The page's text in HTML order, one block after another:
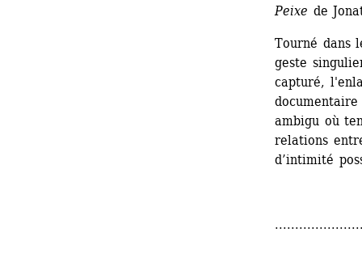
Peixe de
Tourné dans
geste
capturé,
ambigu où
relations
d’intimité